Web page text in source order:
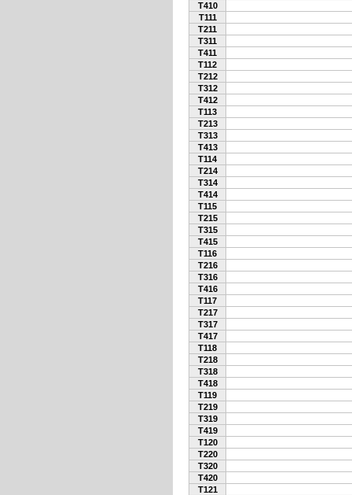
T410
T111
T211
T311
T411
T112
T212
T312
T412
T113
T213
T313
T413
T114
T214
T314
T414
T115
T215
T315
T415
T116
T216
T316
T416
T117
T217
T317
T417
T118
T218
T318
T418
T119
T219
T319
T419
T120
T220
T320
T420
T121